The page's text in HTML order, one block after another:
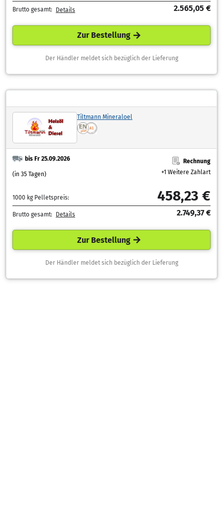
Brutto gesamt: Details 2.565,05 €
Zur Bestellung
Der Händler meldet sich bezüglich der Lieferung
Tiltmann Mineraloel
bis Fr 25.09.2026
(in 35 Tagen)
Rechnung
+1 Weitere Zahlart
1000 kg Pelletspreis: 458,23 €
Brutto gesamt: Details 2.749,37 €
Zur Bestellung
Der Händler meldet sich bezüglich der Lieferung